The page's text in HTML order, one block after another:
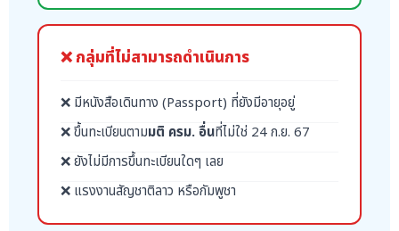
❌ กลุ่มที่ไม่สามารถดำเนินการ
❌ มีหนังสือเดินทาง (Passport) ที่ยังมีอายุอยู่
❌ ขึ้นทะเบียนตามมติ ครม. อื่นที่ไม่ใช่ 24 ก.ย. 67
❌ ยังไม่มีการขึ้นทะเบียนใดๆ เลย
❌ แรงงานสัญชาติลาว หรือกัมพูชา